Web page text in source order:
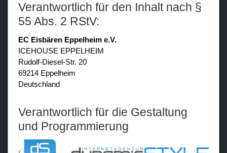
Verantwortlich für den Inhalt nach §
55 Abs. 2 RStV:
EC Eisbären Eppelheim e.V.
ICEHOUSE EPPELHEIM
Rudolf-Diesel-Str. 20
69214 Eppelheim
Deutschland
Verantwortlich für die Gestaltung
und Programmierung